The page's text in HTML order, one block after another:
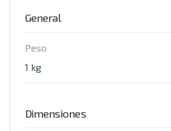
General
Peso
1 kg
Dimensiones